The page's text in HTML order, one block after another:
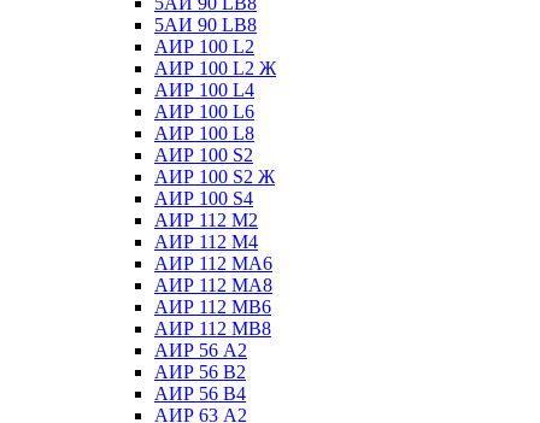
5АИ 90 LВ8
АИР 100 L2
АИР 100 L2 Ж
АИР 100 L4
АИР 100 L6
АИР 100 L8
АИР 100 S2
АИР 100 S2 Ж
АИР 100 S4
АИР 112 М2
АИР 112 М4
АИР 112 МА6
АИР 112 МА8
АИР 112 МВ6
АИР 112 МВ8
АИР 56 А2
АИР 56 В2
АИР 56 В4
АИР 63 А2